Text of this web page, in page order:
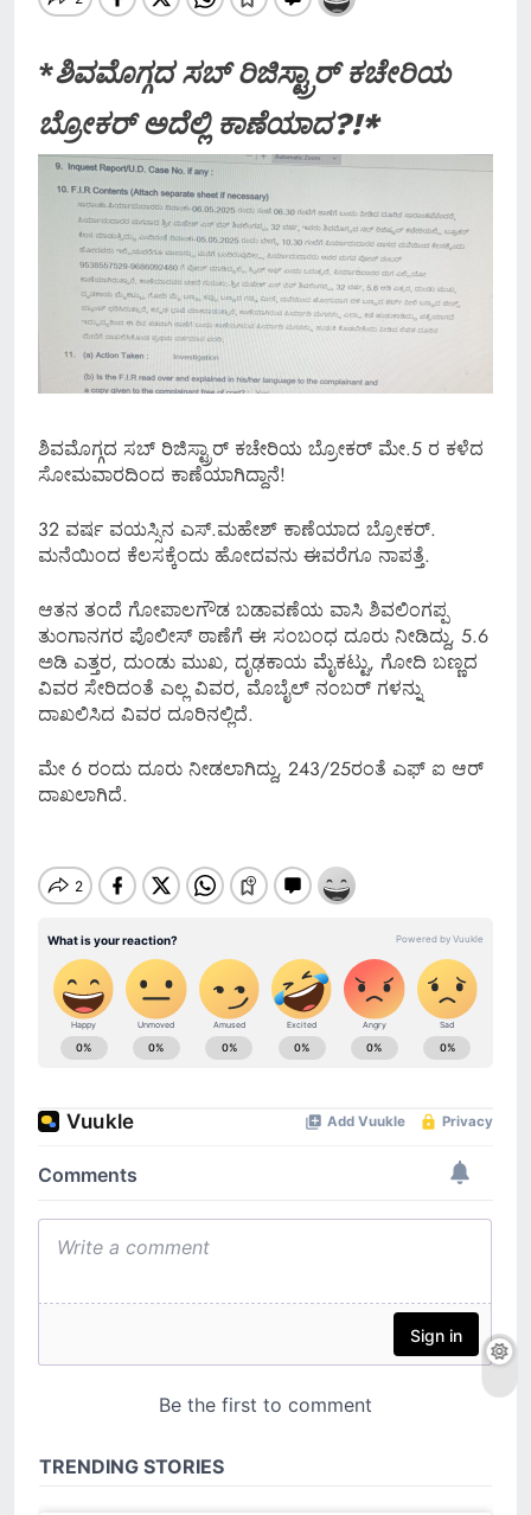
*ಶಿವಮೊಗ್ಗದ ಸಬ್ ರಿಜಿಸ್ಟ್ರಾರ್ ಕಚೇರಿಯ
ಬ್ರೋಕರ್ ಅದೆಲ್ಲಿ ಕಾಣೆಯಾದ?!*
ಶಿವಮೊಗ್ಗದ ಸಬ್ ರಿಜಿಸ್ಟ್ರಾರ್ ಕಚೇರಿಯ ಬ್ರೋಕರ್ ಮೇ.5 ರ ಕಳೆದ
ಸೋಮವಾರದಿಂದ ಕಾಣೆಯಾಗಿದ್ದಾನೆ!
32 ವರ್ಷ ವಯಸ್ಸಿನ ಎಸ್.ಮಹೇಶ್ ಕಾಣೆಯಾದ ಬ್ರೋಕರ್.
ಮನೆಯಿಂದ ಕೆಲಸಕ್ಕೆಂದು ಹೋದವನು ಈವರೆಗೂ ನಾಪತ್ತೆ.
ಆತನ ತಂದೆ ಗೋಪಾಲಗೌಡ ಬಡಾವಣೆಯ ವಾಸಿ ಶಿವಲಿಂಗಪ್ಪ
ತುಂಗಾನಗರ ಪೊಲೀಸ್ ಠಾಣೆಗೆ ಈ ಸಂಬಂಧ ದೂರು ನೀಡಿದ್ದು, 5.6
ಅಡಿ ಎತ್ತರ, ದುಂಡು ಮುಖ, ದೃಢಕಾಯ ಮೈಕಟ್ಟು, ಗೋದಿ ಬಣ್ಣದ
ವಿವರ ಸೇರಿದಂತೆ ಎಲ್ಲ ವಿವರ, ಮೊಬೈಲ್ ನಂಬರ್ ಗಳನ್ನು
ದಾಖಲಿಸಿದ ವಿವರ ದೂರಿನಲ್ಲಿದೆ.
ಮೇ 6 ರಂದು ದೂರು ನೀಡಲಾಗಿದ್ದು, 243/25ರಂತೆ ಎಫ್ ಐ ಆರ್
ದಾಖಲಾಗಿದೆ.